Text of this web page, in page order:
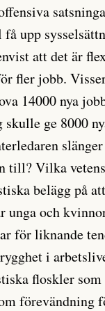
upp
att det är
fler jobb.
14000 nya
ge 8000
till? Vilka
belägg på
unga och
för liknande
i
floskler
förevändning